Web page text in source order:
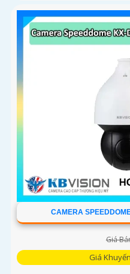
CAMERA
Giá
Giá